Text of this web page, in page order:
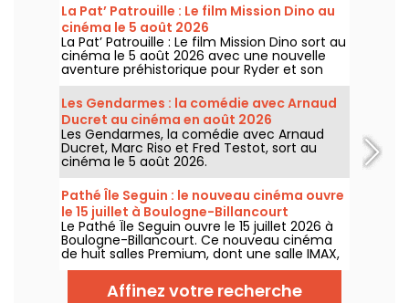
La Pat’ Patrouille : Le film Mission Dino au
cinéma le 5 août 2026
La Pat’ Patrouille : Le film Mission Dino sort au
cinéma le 5 août 2026 avec une nouvelle
aventure préhistorique pour Ryder et son
équipe.
Les Gendarmes : la comédie avec Arnaud
Ducret au cinéma en août 2026
Les Gendarmes, la comédie avec Arnaud
Ducret, Marc Riso et Fred Testot, sort au
cinéma le 5 août 2026.
Pathé Île Seguin : le nouveau cinéma ouvre
le 15 juillet à Boulogne-Billancourt
Le Pathé Île Seguin ouvre le 15 juillet 2026 à
Boulogne-Billancourt. Ce nouveau cinéma
de huit salles Premium, dont une salle IMAX,
prend place au sein de la Pointe des Arts sur
l’Île Seguin.Affinez votre recherche